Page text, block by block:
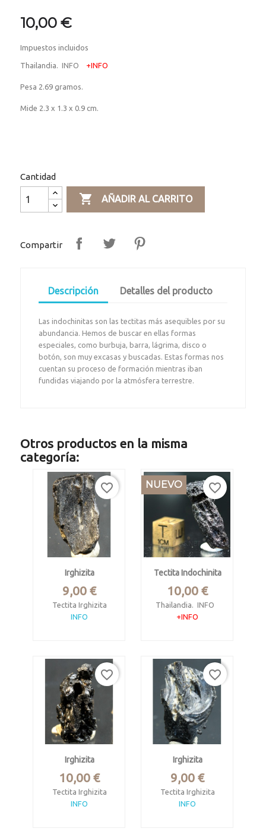
10,00 €
Impuestos incluidos
Thailandia. INFO +INFO
Pesa 2.69 gramos.
Mide 2.3 x 1.3 x 0.9 cm.
Cantidad
 AÑADIR AL CARRITO
Compartir
Descripción Detalles del producto
Las indochinitas son las tectitas más asequibles por su
abundancia. Hemos de buscar en ellas formas
especiales, como burbuja, barra, lágrima, disco o
botón, son muy excasas y buscadas. Estas formas nos
cuentan su proceso de formación mientras iban
fundidas viajando por la atmósfera terrestre.
Otros productos en la misma
categoría:
Irghizita
Precio
9,00 €
Tectita Irghizita
INFO
cm. Pesa 0.76
gramos.
favorite_border
Tectita Indochinita
Precio
10,00 €
Thailandia. INFO
+INFO
Mide 3 x 1 x 0.9 cm.
NUEVO favorite_border
Irghizita
Precio
10,00 €
Tectita Irghizita
INFO
favorite_border
Irghizita
Precio
9,00 €
Tectita Irghizita
INFO
favorite_border